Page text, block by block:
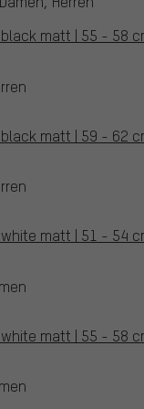
matt | 55 - 58
matt | 59 - 62
matt | 51 - 54
matt | 55 - 58